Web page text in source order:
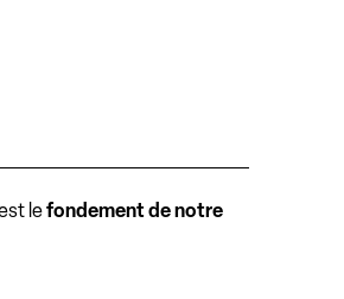
lefondement de notre